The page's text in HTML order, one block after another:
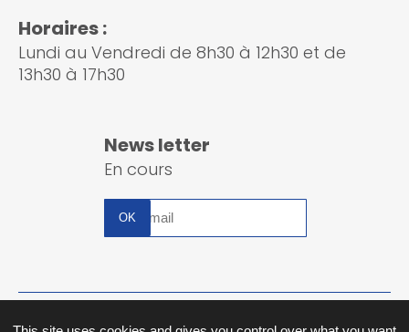
Horaires :
Lundi au Vendredi de 8h30 à 12h30 et de
13h30 à 17h30
News letter
En cours
Inscription